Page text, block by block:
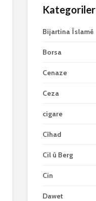
Kategoriler
Bijartina Îslamê
Borsa
Cenaze
Ceza
cigare
Cîhad
Cil û Berg
Cin
Dawet